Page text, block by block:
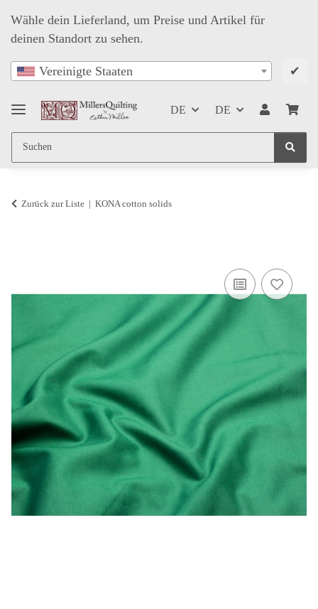
Wähle dein Lieferland, um Preise und Artikel für
deinen Standort zu sehen.
Vereinigte Staaten ✔
DE DE
Zurück zur Liste KONA cotton solids